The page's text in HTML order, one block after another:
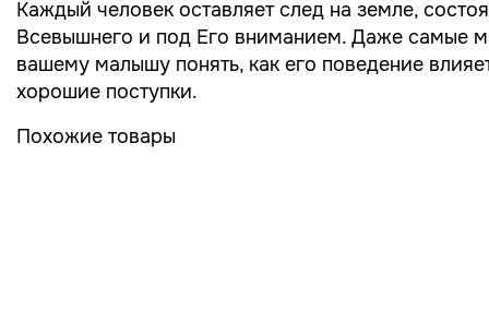
Каждый человек оставляет след на земле,
Всевышнего и под Его вниманием. Даже самые
вашему малышу понять, как его поведение
хорошие поступки.
Похожие товары